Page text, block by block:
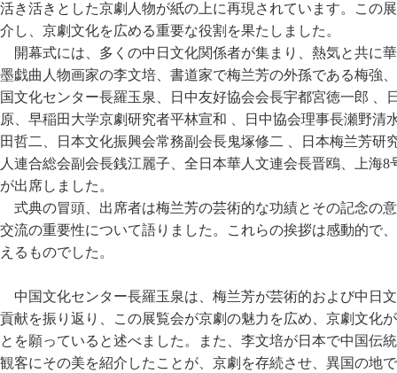
活き活きとした京劇人物が紙の上に再現されています。この
介し、京劇文化を広める重要な役割を果たしました。
開幕式には、多くの中日文化関係者が集まり、熱気と共に
墨戯曲人物画家の李文培、書道家で梅兰芳の外孫である梅強
国文化センター長羅玉泉、日中友好協会会長宇都宮徳一郎 、
原、早稲田大学京劇研究者平林宣和 、日中協会理事長瀬野清
田哲二、日本文化振興会常務副会長鬼塚修二 、日本梅兰芳研
人連合総会副会長銭江麗子、全日本華人文連会長晋鴎、上海
が出席しました。
式典の冒頭、出席者は梅兰芳の芸術的な功績とその記念の
交流の重要性について語りました。これらの挨拶は感動的で
えるものでした。
中国文化センター長羅玉泉は、梅兰芳が芸術的および中日
貢献を振り返り、この展覧会が京劇の魅力を広め、京劇文化
とを願っていると述べました。また、李文培が日本で中国伝
観客にその美を紹介したことが、京劇を存続させ、異国の地